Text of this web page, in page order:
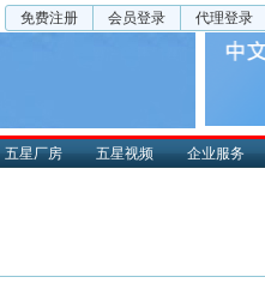
免费注册 会员登录 代理登录
五星厂房 五星视频 企业服务